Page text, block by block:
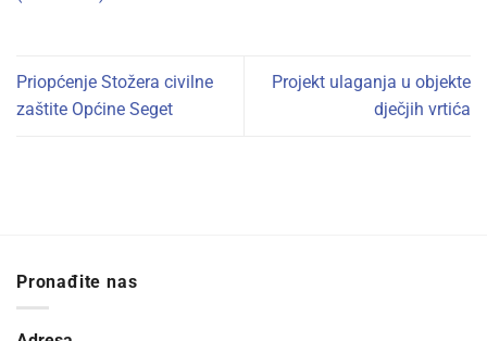
Priopćenje Stožera civilne
zaštite Općine Seget
Projekt ulaganja u objekte
dječjih vrtića
Pronađite nas